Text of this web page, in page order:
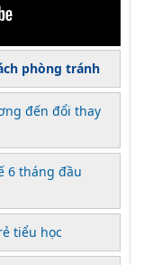
phòng tránh
đến đổi thay
6 tháng đầu
tiểu học